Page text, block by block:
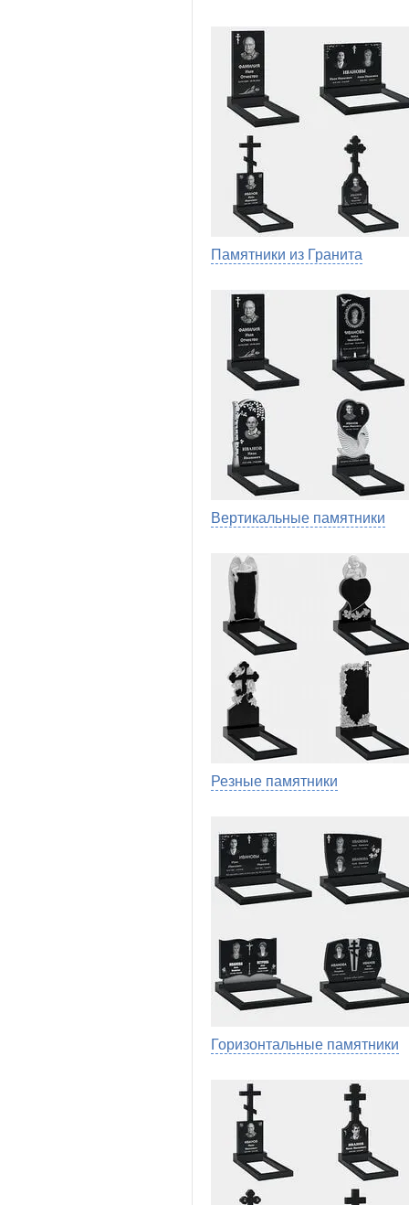
Памятники из Гранита
Вертикальные памятники
Резные памятники
Горизонтальные памятники